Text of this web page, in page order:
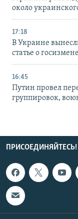
около
17:18
В Украине
статье о
16:45
Путин провел
группировок,
ПРИСОЕДИНЯЙТЕСЬ!